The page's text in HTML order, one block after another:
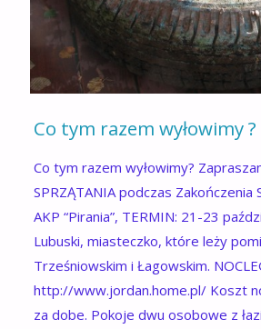
Co tym razem wyłowimy ?
Co tym razem wyłowimy?
SPRZĄTANIA podczas Zakończenia
AKP “Pirania”, TERMIN: 21-23
Lubuski, miasteczko, które leży
Trześniowskim i Łagowskim.
http://www.jordan.home.pl/ Koszt
za dobe. Pokoje dwu osobowe z